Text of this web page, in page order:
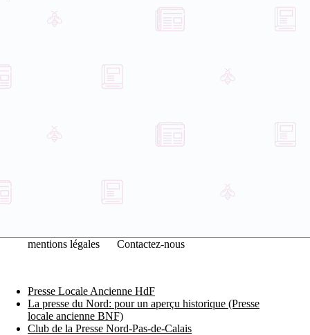
mentions légales Contactez-nous
Presse Locale Ancienne HdF
La presse du Nord: pour un aperçu historique (Presse
locale ancienne BNF)
Club de la Presse Nord-Pas-de-Calais